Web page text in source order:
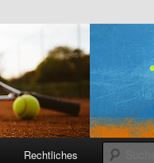
Rechtliches